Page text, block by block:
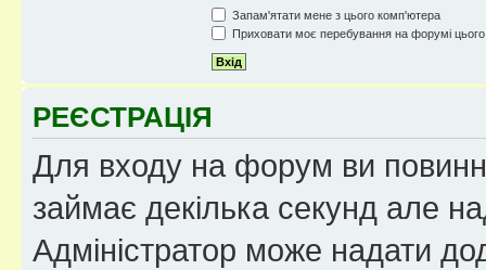
Запам'ятати мене з цього комп'ютера
Приховати моє перебування на форумі
РЕЄСТРАЦІЯ
Для входу на форум ви
займає декілька секунд але
Адміністратор може надати